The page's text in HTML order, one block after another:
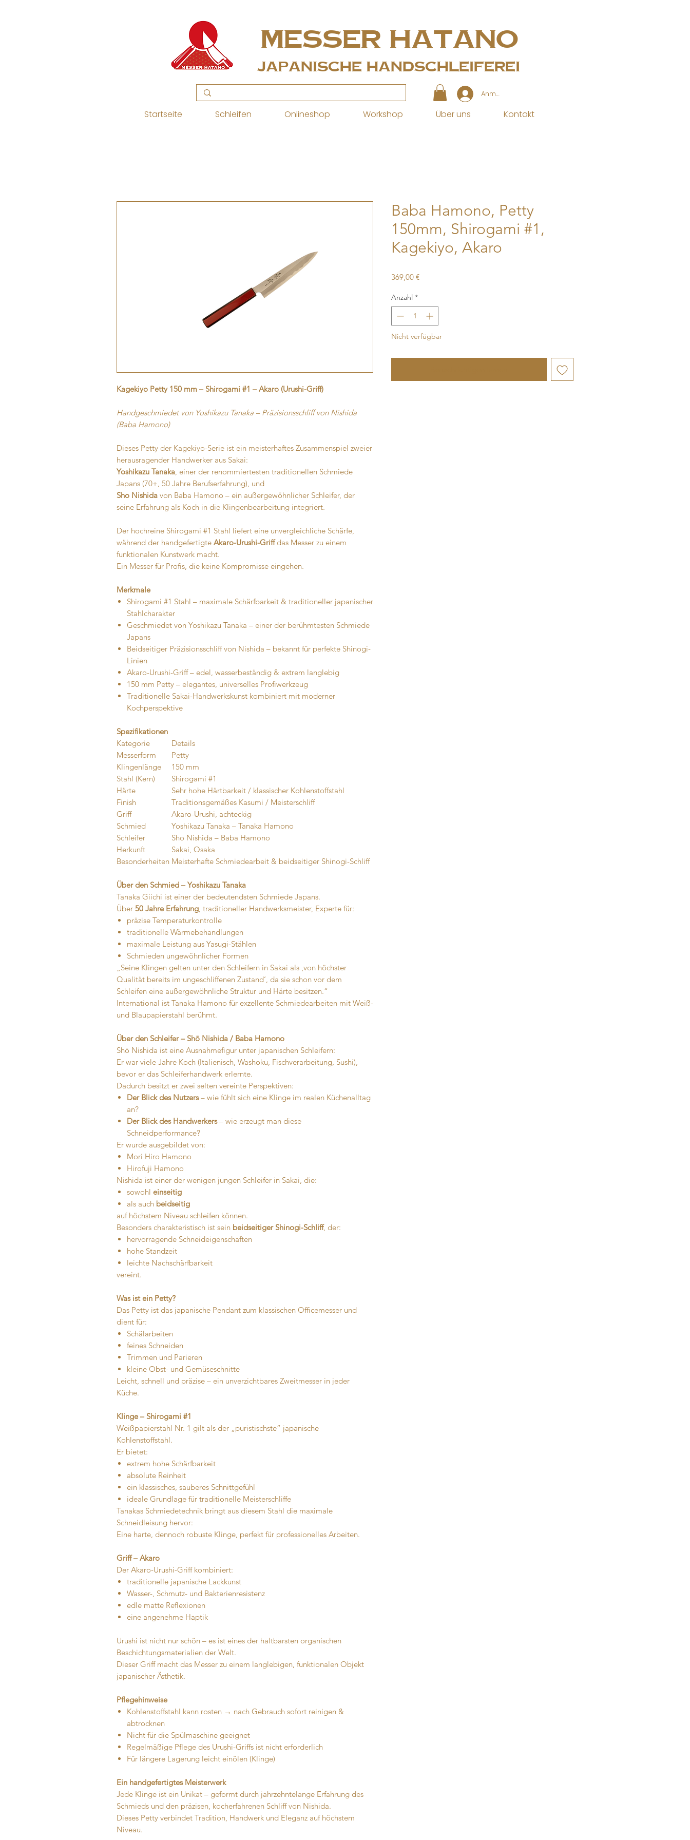
MESSER Hatano
Japanische Handschleiferei
Anmelden
Startseite Schleifen Onlineshop Workshop Über uns Kontakt
Kagekiyo Petty 150 mm – Shirogami #1 – Akaro (Urushi-Griff)
Handgeschmiedet von Yoshikazu Tanaka – Präzisionsschliff von Nishida
(Baba Hamono)
Dieses Petty der Kagekiyo-Serie ist ein meisterhaftes Zusammenspiel zweier
herausragender Handwerker aus Sakai:
Yoshikazu Tanaka, einer der renommiertesten traditionellen Schmiede
Japans (70+, 50 Jahre Berufserfahrung), und
Sho Nishida von Baba Hamono – ein außergewöhnlicher Schleifer, der
seine Erfahrung als Koch in die Klingenbearbeitung integriert.
Der hochreine Shirogami #1 Stahl liefert eine unvergleichliche Schärfe,
während der handgefertigte Akaro-Urushi-Griffdas Messer zu einem
funktionalen Kunstwerk macht.
Ein Messer für Profis, die keine Kompromisse eingehen.
Merkmale
Shirogami #1 Stahl – maximale Schärfbarkeit & traditioneller japanischer
Stahlcharakter
Geschmiedet von Yoshikazu Tanaka – einer der berühmtesten Schmiede
Japans
Beidseitiger Präzisionsschliff von Nishida – bekannt für perfekte Shinogi-
Linien
Akaro-Urushi-Griff – edel, wasserbeständig & extrem langlebig
150 mm Petty – elegantes, universelles Profiwerkzeug
Traditionelle Sakai-Handwerkskunst kombiniert mit moderner
Kochperspektive
Spezifikationen
Kategorie
Details
Messerform
Petty
Klingenlänge
150 mm
Stahl (Kern)
Shirogami #1
Härte
Sehr hohe Härtbarkeit / klassischer Kohlenstoffstahl
Finish
Traditionsgemäßes Kasumi / Meisterschliff
Griff
Akaro-Urushi, achteckig
Schmied
Yoshikazu Tanaka – Tanaka Hamono
Schleifer
Sho Nishida – Baba Hamono
Herkunft
Sakai, Osaka
Besonderheiten Meisterhafte Schmiedearbeit & beidseitiger Shinogi-Schliff
Über den Schmied – Yoshikazu Tanaka
Tanaka Giichi ist einer der bedeutendsten Schmiede Japans.
Über 50 Jahre Erfahrung, traditioneller Handwerksmeister, Experte für:
präzise Temperaturkontrolle
traditionelle Wärmebehandlungen
maximale Leistung aus Yasugi-Stählen
Schmieden ungewöhnlicher Formen
„Seine Klingen gelten unter den Schleifern in Sakai als ‚von höchster
Qualität bereits im ungeschliffenen Zustand‘, da sie schon vor dem
Schleifen eine außergewöhnliche Struktur und Härte besitzen.“
International ist Tanaka Hamono für exzellente Schmiedearbeiten mit Weiß-
und Blaupapierstahl berühmt.
Über den Schleifer – Shō Nishida / Baba Hamono
Shō Nishida ist eine Ausnahmefigur unter japanischen Schleifern:
Er war viele Jahre Koch (Italienisch, Washoku, Fischverarbeitung, Sushi),
bevor er das Schleiferhandwerk erlernte.
Dadurch besitzt er zwei selten vereinte Perspektiven:
Der Blick des Nutzers– wie fühlt sich eine Klinge im realen Küchenalltag
an?
Der Blick des Handwerkers– wie erzeugt man diese
Schneidperformance?
Er wurde ausgebildet von:
Mori Hiro Hamono
Hirofuji Hamono
Nishida ist einer der wenigen jungen Schleifer in Sakai, die:
sowohl einseitig
als auch beidseitig
auf höchstem Niveau schleifen können.
Besonders charakteristisch ist sein beidseitiger Shinogi-Schliff, der:
hervorragende Schneideigenschaften
hohe Standzeit
leichte Nachschärfbarkeit
vereint.
Was ist ein Petty?
Das Petty ist das japanische Pendant zum klassischen Officemesser und
dient für:
Schälarbeiten
feines Schneiden
Trimmen und Parieren
kleine Obst- und Gemüseschnitte
Leicht, schnell und präzise – ein unverzichtbares Zweitmesser in jeder
Küche.
Klinge – Shirogami #1
Weißpapierstahl Nr. 1 gilt als der „puristischste“ japanische
Kohlenstoffstahl.
Er bietet:
extrem hohe Schärfbarkeit
absolute Reinheit
ein klassisches, sauberes Schnittgefühl
ideale Grundlage für traditionelle Meisterschliffe
Tanakas Schmiedetechnik bringt aus diesem Stahl die maximale
Schneidleisung hervor:
Eine harte, dennoch robuste Klinge, perfekt für professionelles Arbeiten.
Griff – Akaro
Der Akaro-Urushi-Griff kombiniert:
traditionelle japanische Lackkunst
Wasser-, Schmutz- und Bakterienresistenz
edle matte Reflexionen
eine angenehme Haptik
Urushi ist nicht nur schön – es ist eines der haltbarsten organischen
Beschichtungsmaterialien der Welt.
Dieser Griff macht das Messer zu einem langlebigen, funktionalen Objekt
japanischer Ästhetik.
Pflegehinweise
Kohlenstoffstahl kann rosten → nach Gebrauch sofort reinigen &
abtrocknen
Nicht für die Spülmaschine geeignet
Regelmäßige Pflege des Urushi-Griffs ist nicht erforderlich
Für längere Lagerung leicht einölen (Klinge)
Ein handgefertigtes Meisterwerk
Jede Klinge ist ein Unikat – geformt durch jahrzehntelange Erfahrung des
Schmieds und den präzisen, kocherfahrenen Schliff von Nishida.
Dieses Petty verbindet Tradition, Handwerk und Eleganz auf höchstem
Niveau.
Baba Hamono, Petty
150mm, Shirogami #1,
Kagekiyo, Akaro
369,00 €Preis
Anzahl *
Nicht verfügbar